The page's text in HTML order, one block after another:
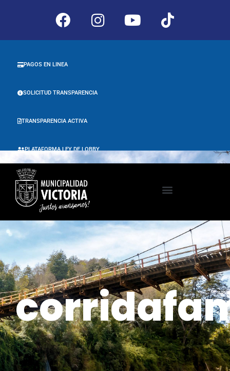
PLATAFORMA LEY DE LOBBY
TRANSPARENCIA ACTIVA
SOLICITUD TRANSPARENCIA
PAGOS EN LINEA